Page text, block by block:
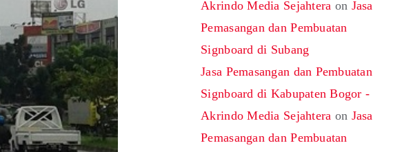
Akrindo Media Sejahtera on Jasa
Pemasangan dan Pembuatan
Signboard di Subang
Jasa Pemasangan dan Pembuatan
Signboard di Kabupaten Bogor -
Akrindo Media Sejahtera on Jasa
Pemasangan dan Pembuatan